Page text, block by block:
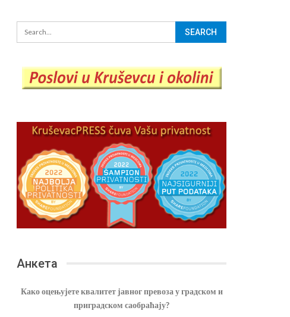
Анкета
Како оцењујете квалитет јавног превоза у градском и
приградском саобраћају?